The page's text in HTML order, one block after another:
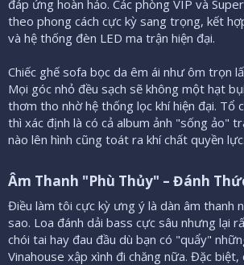
đáp ứng hoàn hảo. Các phòng VIP và
theo phong cách cực kỳ sang trọng, kết
và hệ thống đèn LED ma trận hiện đại.
Chiếc ghế sofa bọc da êm ái như ôm trọn
Mọi góc nhỏ đều sạch sẽ không một hạt
thơm tho nhờ hệ thống lọc khí hiện đại. Tổ
thì xác định là có cả album ảnh "sống ảo"
nào lên hình cũng toát ra khí chất quyền lực.
Âm Thanh "Phù Thủy" – Đánh
Điều làm tôi cực kỳ ưng ý là dàn âm thanh
sao. Loa đánh dải bass cực sâu nhưng lại
chói tai hay đau đầu dù bạn có "quẩy"
Vinahouse xập xình đi chăng nữa. Đặc biệt,